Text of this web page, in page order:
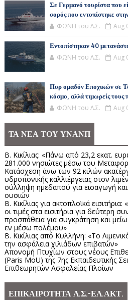
Σε Γερμανό τουρίστα που
σορός που εντοπίστηκε
ΦΩΝΗ του Λ.Σ. Aug
Εντοπίστηκαν 40
ΦΩΝΗ του Λ.Σ. Aug
Πυρ ομαδόν Εποχικών σε
κόσμο, αλλά τιμωρείς τους
ΦΩΝΗ του Λ.Σ. Aug
ΤΑ ΝΕΑ ΤΟΥ ΥΝΑΝΠ
Β. Κικίλιας: «Πάνω από 23,2 εκατ.
281.000 νησιώτες μέσω του
Κατάσχεση άνω των 92 κιλών
υδροπονικής καλλιέργειας στον
σύλληψη ημεδαπού για εισαγωγή
ουσιών
Β. Κικίλιας για ακτοπλοϊκά
οι τιμές στα εισιτήρια για δεύτερη
προσπάθεια για συγκράτηση και
εν μέσω πολέμου»
Β. Κικίλιας από Κυλλήνη: «Το
την ασφάλεια χιλιάδων επιβατών»
Απονομή Πτυχίων στους νέους
(Paris MoU) της 7ης Εκπαιδευτικής
Επιθεωρητών Ασφαλείας Πλοίων
ΕΠΙΚΑΙΡΟΤΗΤΑ Λ.Σ.-ΕΛ.ΑΚΤ.